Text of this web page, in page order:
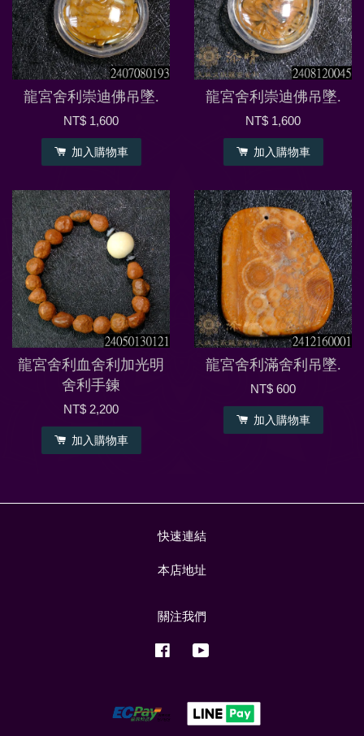
龍宮舍利崇迪佛吊墜.
NT$ 1,600
加入購物車
龍宮舍利崇迪佛吊墜.
NT$ 1,600
加入購物車
龍宮舍利血舍利加光明
舍利手鍊
NT$ 2,200
加入購物車
龍宮舍利滿舍利吊墜.
NT$ 600
加入購物車
快速連結
本店地址
關注我們
Facebook